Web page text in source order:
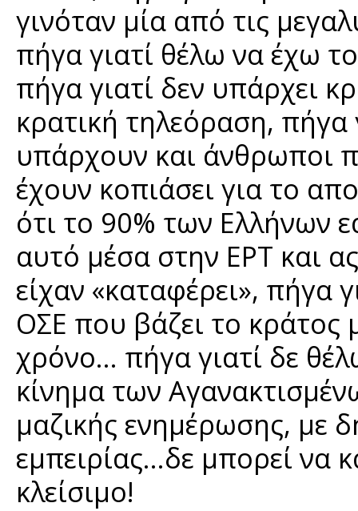
γινόταν μία από τις
πήγα γιατί θέλω να έχω
πήγα γιατί δεν υπάρχει
κρατική τηλεόραση, πήγα
υπάρχουν και άνθρωποι
έχουν κοπιάσει για το
ότι το 90% των Ελλήνων
αυτό μέσα στην ΕΡΤ και
είχαν «καταφέρει», πήγα
ΟΣΕ που βάζει το κράτος
χρόνο... πήγα γιατί δε
κίνημα των
μαζικής ενημέρωσης, με
εμπειρίας...δε μπορεί να
κλείσιμο!